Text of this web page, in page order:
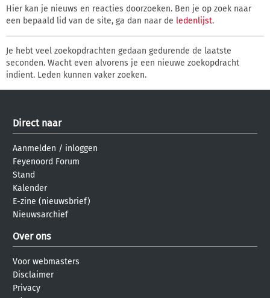
Hier kan je nieuws en reacties doorzoeken. Ben je op zoek naar
een bepaald lid van de site, ga dan naar de ledenlijst.
Je hebt veel zoekopdrachten gedaan gedurende de laatste
seconden. Wacht even alvorens je een nieuwe zoekopdracht
indient. Leden kunnen vaker zoeken.
Direct naar
Aanmelden / inloggen
Feyenoord Forum
Stand
Kalender
E-zine (nieuwsbrief)
Nieuwsarchief
Over ons
Voor webmasters
Disclaimer
Privacy